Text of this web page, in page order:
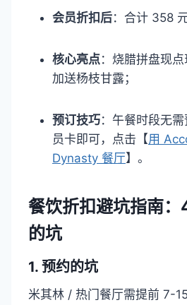
会员折扣后：合计 358
核心亮点：烧腊拼盘现
加送杨枝甘露；​
预订技巧：午餐时段无
员卡即可，点击【用
Dynasty 餐厅】。​
餐饮折扣避坑指南
的坑​
1. 预约的坑​
米其林 / 热门餐厅需提前 7-